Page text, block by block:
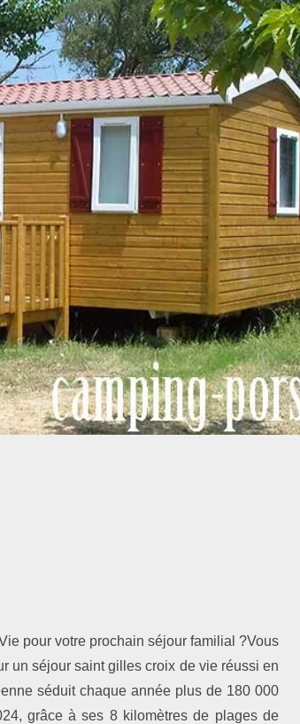
pour votre prochain séjour familial ?Vous
un séjour saint gilles croix de vie réussi en
séduit chaque année plus de 180 000
grâce à ses 8 kilomètres de plages de